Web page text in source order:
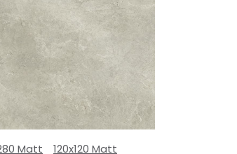
Matt
120x120 Matt